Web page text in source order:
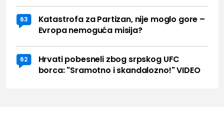
63
Katastrofa za Partizan, nije moglo gore –
Evropa nemoguća misija?
62
Hrvati pobesneli zbog srpskog UFC
borca: "Sramotno i skandalozno!" VIDEO